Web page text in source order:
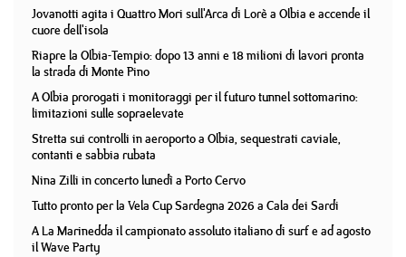
Jovanotti agita i Quattro Mori sull'Arca di Lorè a Olbia e accende il
cuore dell'isola
Riapre la Olbia-Tempio: dopo 13 anni e 18 milioni di lavori pronta
la strada di Monte Pino
A Olbia prorogati i monitoraggi per il futuro tunnel sottomarino:
limitazioni sulle sopraelevate
Stretta sui controlli in aeroporto a Olbia, sequestrati caviale,
contanti e sabbia rubata
Nina Zilli in concerto lunedì a Porto Cervo
Tutto pronto per la Vela Cup Sardegna 2026 a Cala dei Sardi
A La Marinedda il campionato assoluto italiano di surf e ad agosto
il Wave Party